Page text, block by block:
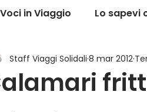
Voci in Viaggio Lo sapevi
Carnet Good News
Staff Viaggi Solidali 8 mar 2012